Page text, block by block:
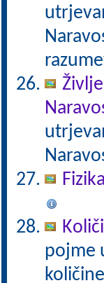
pojme